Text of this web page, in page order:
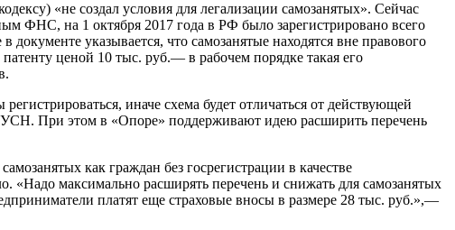
«не создал условия для легализации самозанятых». Сейчас
ФНС, на 1 октября 2017 года в РФ было зарегистрировано всего
указывается, что самозанятые находятся вне правового
ценой 10 тыс. руб.— в рабочем порядке такая его
иначе схема будет отличаться от действующей
УСН. При этом в «Опоре» поддерживают идею расширить перечень
как граждан без госрегистрации в качестве
«Надо максимально расширять перечень и снижать для самозанятых
платят еще страховые вносы в размере 28 тыс. руб.»,—